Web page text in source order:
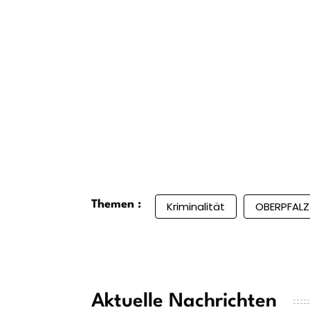
Themen : Kriminalität OBERPFALZ
Aktuelle Nachrichten